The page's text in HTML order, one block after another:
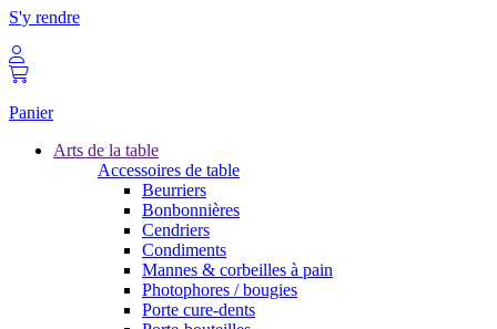
S'y rendre
Panier
Arts de la table
Accessoires de table
Beurriers
Bonbonnières
Cendriers
Condiments
Mannes & corbeilles à pain
Photophores / bougies
Porte cure-dents